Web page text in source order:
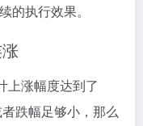
的执行效果。
上涨幅度达到了
跌幅足够小，那么